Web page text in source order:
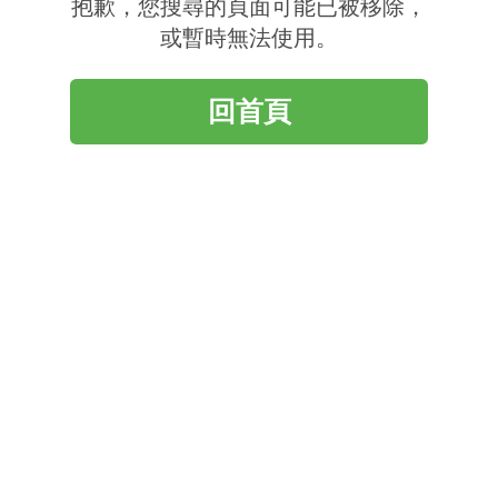
抱歉，您搜尋的頁面可能已被移除，
或暫時無法使用。
回首頁